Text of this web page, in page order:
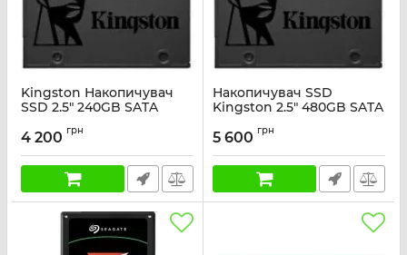
Kingston Накопичувач
SSD 2.5" 240GB SATA
Артикул: SA400S37/240G
4 200 грн
Накопичувач SSD
Kingston 2.5" 480GB SATA
Артикул: SA400S37/480G
5 600 грн